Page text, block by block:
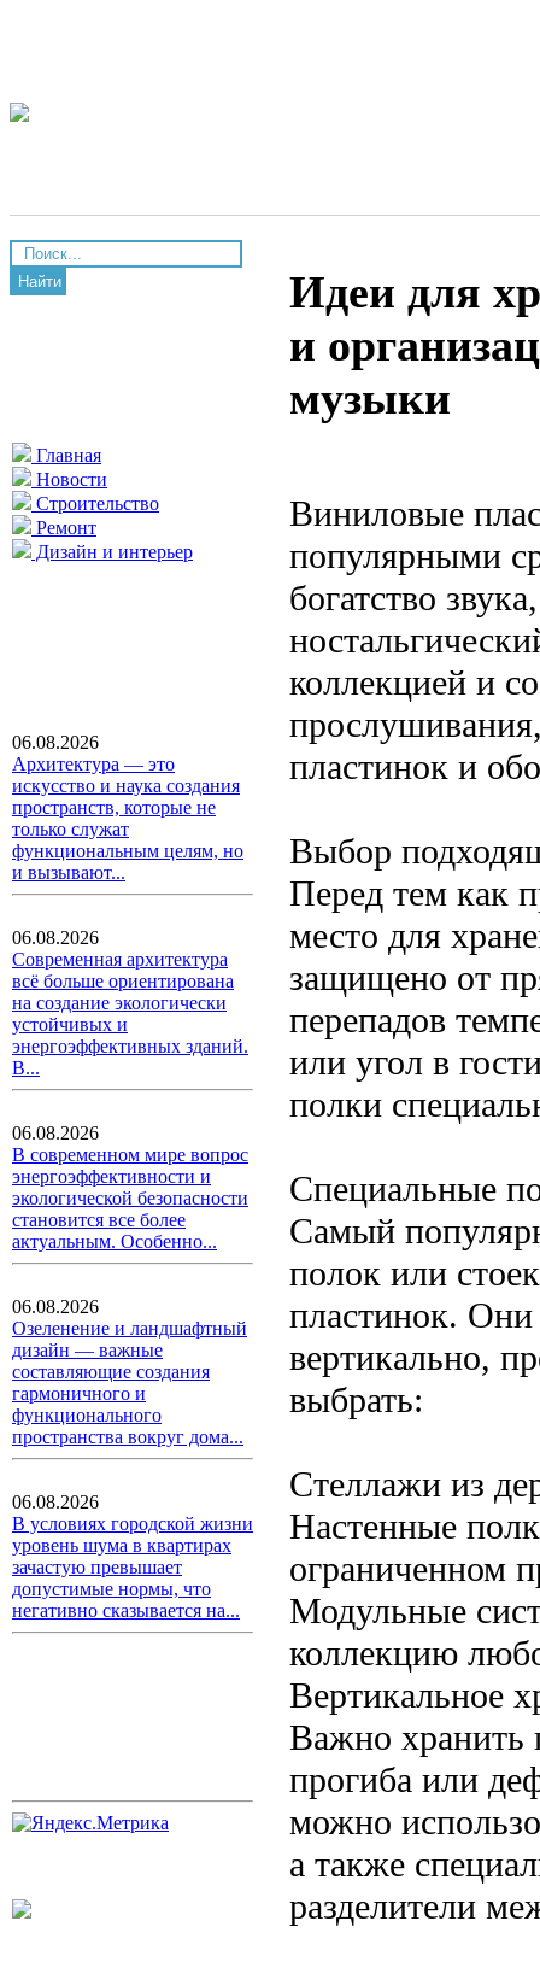
Найти
Главная
Новости
Строительство
Ремонт
Дизайн и интерьер
06.08.2026
Архитектура — это
искусство и наука создания
пространств, которые не
только служат
функциональным целям, но
и вызывают...
06.08.2026
Современная архитектура
всё больше ориентирована
на создание экологически
устойчивых и
энергоэффективных зданий.
В...
06.08.2026
В современном мире вопрос
энергоэффективности и
экологической безопасности
становится все более
актуальным. Особенно...
06.08.2026
Озеленение и ландшафтный
дизайн — важные
составляющие создания
гармоничного и
функционального
пространства вокруг дома...
06.08.2026
В условиях городской жизни
уровень шума в квартирах
зачастую превышает
допустимые нормы, что
негативно сказывается на...
Идеи для
и
музыки
Виниловые
популярными
богатство
коллекцией и
пластинок и
Выбор
Перед тем как
место для
защищено от
перепадов
или угол в
полки
Специальные
Самый
полок или
пластинок. Они
вертикально,
выбрать:
Стеллажи из
Настенные
ограниченном
Модульные
коллекцию
Вертикальное
Важно хранить
прогиба или
можно
а также
разделители